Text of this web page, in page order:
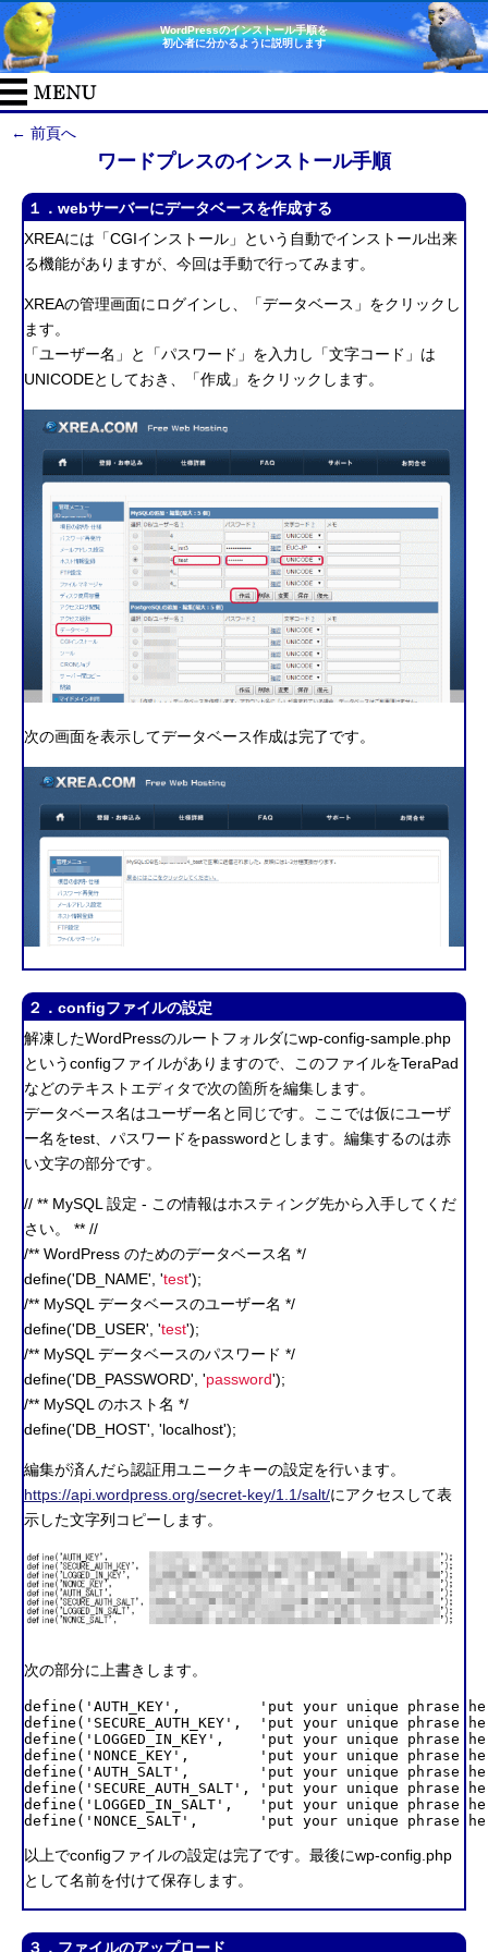
WordPressのインストール手順を
初心者に分かるように説明します
← 前頁へ
ワードプレスのインストール手順
１．webサーバーにデータベースを作成する
XREAには「CGIインストール」という自動でインストール出来
る機能がありますが、今回は手動で行ってみます。
XREAの管理画面にログインし、「データベース」をクリックし
ます。
「ユーザー名」と「パスワード」を入力し「文字コード」は
UNICODEとしておき、「作成」をクリックします。
次の画面を表示してデータベース作成は完了です。
２．configファイルの設定
解凍したWordPressのルートフォルダにwp-config-sample.php
というconfigファイルがありますので、このファイルをTeraPad
などのテキストエディタで次の箇所を編集します。
データベース名はユーザー名と同じです。ここでは仮にユーザ
ー名をtest、パスワードをpasswordとします。編集するのは赤
い文字の部分です。
// ** MySQL 設定 - この情報はホスティング先から入手してくだ
さい。 ** //
/** WordPress のためのデータベース名 */
define('DB_NAME', 'test');
/** MySQL データベースのユーザー名 */
define('DB_USER', 'test');
/** MySQL データベースのパスワード */
define('DB_PASSWORD', 'password');
/** MySQL のホスト名 */
define('DB_HOST', 'localhost');
編集が済んだら認証用ユニークキーの設定を行います。
https://api.wordpress.org/secret-key/1.1/salt/にアクセスして表
示した文字列コピーします。
次の部分に上書きします。
define('AUTH_KEY',         'put your unique phrase
define('SECURE_AUTH_KEY',  'put your unique phrase
define('LOGGED_IN_KEY',    'put your unique phrase
define('NONCE_KEY',        'put your unique phrase
define('AUTH_SALT',        'put your unique phrase
define('SECURE_AUTH_SALT', 'put your unique phrase
define('LOGGED_IN_SALT',   'put your unique phrase
define('NONCE_SALT',       'put your unique phrase
以上でconfigファイルの設定は完了です。最後にwp-config.php
として名前を付けて保存します。
３．ファイルのアップロード